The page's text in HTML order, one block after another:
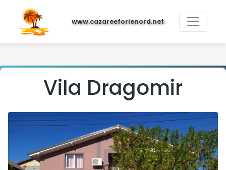
www.cazareeforienord.net
Vila Dragomir